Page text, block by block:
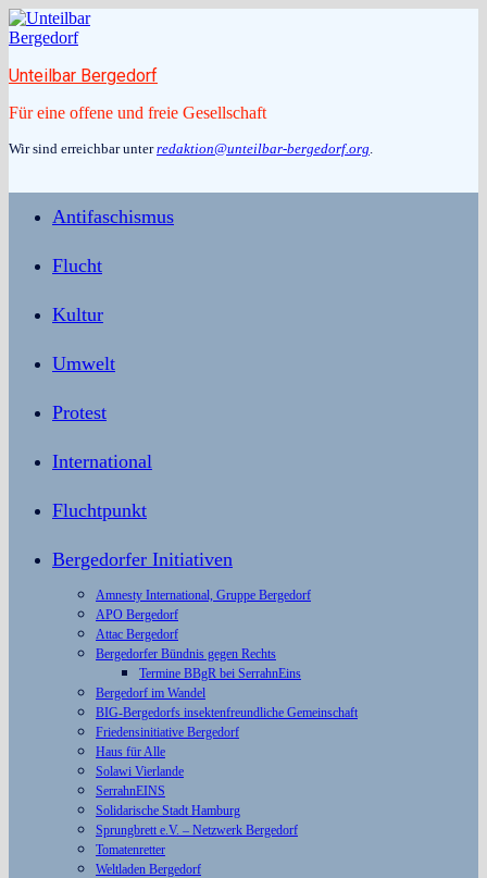
Zum
Inhalt
Unteilbar Bergedorf
Für eine offene und freie Gesellschaft
Wir sind erreichbar unterredaktion@unteilbar-bergedorf.org.
Antifaschismus
Flucht
Kultur
Umwelt
Protest
International
Fluchtpunkt
Bergedorfer Initiativen
Amnesty International, Gruppe Bergedorf
APO Bergedorf
Attac Bergedorf
Bergedorfer Bündnis gegen Rechts
Termine BBgR bei SerrahnEins
Bergedorf im Wandel
BIG-Bergedorfs insektenfreundliche Gemeinschaft
Friedensinitiative Bergedorf
Haus für Alle
Solawi Vierlande
SerrahnEINS
Solidarische Stadt Hamburg
Sprungbrett e.V. – Netzwerk Bergedorf
Tomatenretter
Weltladen Bergedorf